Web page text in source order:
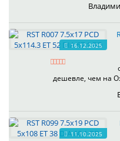
16.12.2025
дешевле, чем на
11.10.2025